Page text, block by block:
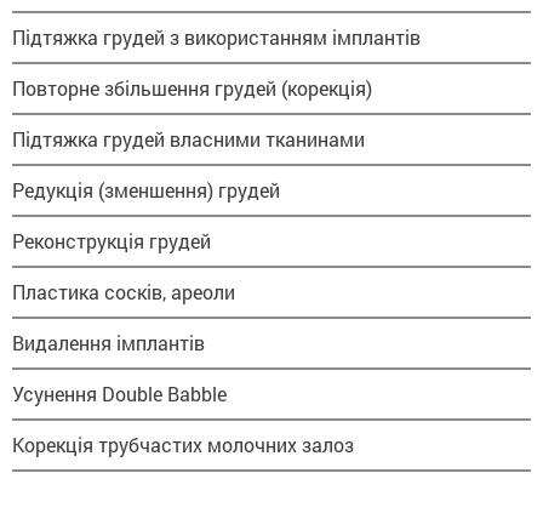
Підтяжка грудей з використанням імплантів
Повторне збільшення грудей (корекція)
Підтяжка грудей власними тканинами
Редукція (зменшення) грудей
Реконструкція грудей
Пластика сосків, ареоли
Видалення імплантів
Усунення Double Babble
Корекція трубчастих молочних залоз